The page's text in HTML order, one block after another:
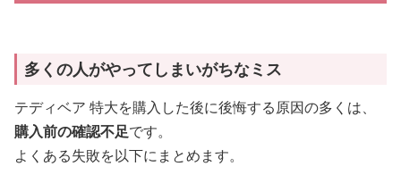
多くの人がやってしまいがちなミス
テディベア 特大を購入した後に後悔する原因の多くは、
購入前の確認不足です。
よくある失敗を以下にまとめます。